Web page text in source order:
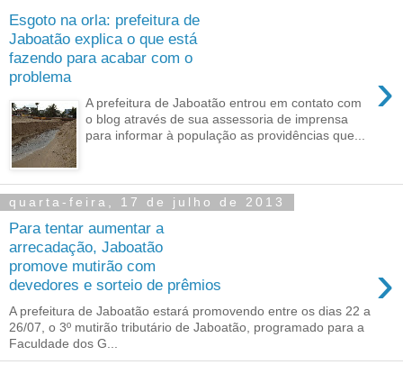
Esgoto na orla: prefeitura de
Jaboatão explica o que está
fazendo para acabar com o
problema
›
A prefeitura de Jaboatão entrou em contato com
o blog através de sua assessoria de imprensa
para informar à população as providências que...
quarta-feira, 17 de julho de 2013
Para tentar aumentar a
arrecadação, Jaboatão
promove mutirão com
devedores e sorteio de prêmios
›
A prefeitura de Jaboatão estará promovendo entre os dias 22 a
26/07, o 3º mutirão tributário de Jaboatão, programado para a
Faculdade dos G...